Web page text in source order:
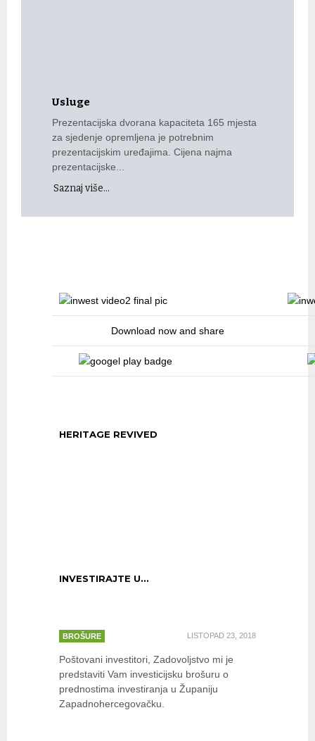
Usluge
Prezentacijska dvorana kapaciteta 165 mjesta
za sjedenje opremljena je potrebnim
prezentacijskim uređajima. Cijena najma
prezentacijske...
Saznaj više...
Download now and share
HERITAGE REVIVED
INVESTIRAJTE U...
BROŠURE LISTOPAD 23, 2018
Poštovani investitori, Zadovoljstvo mi je
predstaviti Vam investicijsku brošuru o
prednostima investiranja u Županiju
Zapadnohercegovačku.